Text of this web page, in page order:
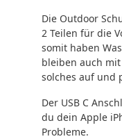
Die Outdoor
2 Teilen für die
somit haben
bleiben auch
solches auf und
Der USB C
du dein Apple
Probleme.